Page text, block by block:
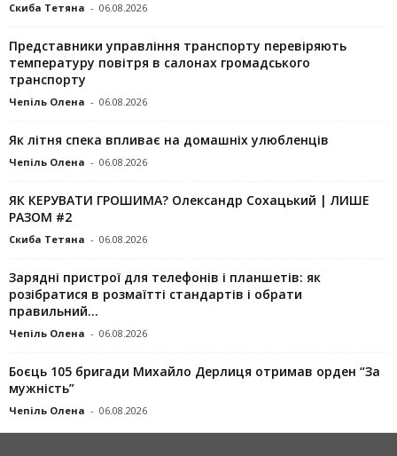
Скиба Тетяна - 06.08.2026
Представники управління транспорту перевіряють
температуру повітря в салонах громадського
транспорту
Чепіль Олена - 06.08.2026
Як літня спека впливає на домашніх улюбленців
Чепіль Олена - 06.08.2026
ЯК КЕРУВАТИ ГРОШИМА? Олександр Сохацький | ЛИШЕ
РАЗОМ #2
Скиба Тетяна - 06.08.2026
Зарядні пристрої для телефонів і планшетів: як
розібратися в розмаїтті стандартів і обрати
правильний...
Чепіль Олена - 06.08.2026
Боєць 105 бригади Михайло Дерлиця отримав орден “За
мужність”
Чепіль Олена - 06.08.2026